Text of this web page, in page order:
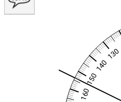
130
140
150
160